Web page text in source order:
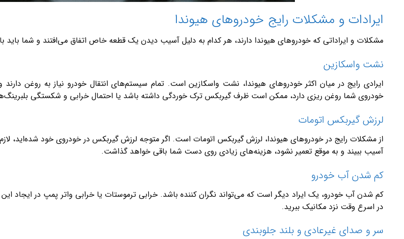
ایرادات و مشکلات رایج خودروهای هیوندا
مشکلات و ایراداتی که خودروهای هیوندا دارند، هر کدام به دلیل آسیب دیدن یک قطعه خاص اتفاق می‌افتند و شما باید با
نشت واسکازین
ایرادی رایج در میان اکثر خودروهای هیوندا، نشت واسکازین است. تمام سیستم‌های انتقال خودرو نیاز به روغن
خودروی شما روغن ریزی دارد، ممکن است ظرف گیربکس ترک خوردگی داشته باشد یا احتمال خرابی و شکستگی
لرزش گیربکس اتومات
از مشکلات رایج در خودروهای هیوندا، لرزش گیربکس اتومات است. اگر متوجه لرزش گیربکس در خودروی خود شده‌اید،
آسیب ببیند و به موقع تعمیر نشود، هزینه‌های زیادی روی دست شما باقی خواهد گذاشت.
کم شدن آب خودرو
کم شدن آب خودرو، یک ایراد دیگر است که می‌تواند نگران کننده باشد. خرابی ترموستات یا خرابی واتر پمپ در ایجاد
در اسرع وقت نزد مکانیک ببرید.
سر و صدای غیرعادی و بلند جلوبندی